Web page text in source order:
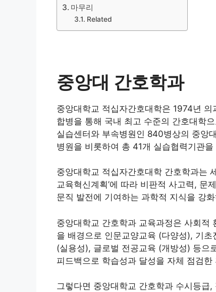
마무리
Related
중앙대 간호학과
중앙대학교 적십자간호대학은 1974년
합병을 통해 국내 최고 수준의 간호대학
실습센터와 부속병원인 840병상의 중앙
병원을 비롯하여 총 41개 실습협력기관
중앙대학교 적십자간호대학 간호학과는
교육혁신계획’에 따라 비판적 사고력, 문
문직 발전에 기여하는 과학적 지식을 강
중앙대학교 간호학과 교육과정은 사회적
을 배경으로 인문교양교육 (다양성), 기
(실용성), 글로벌 전공교육 (개방성) 등으
피드백으로 학습성과 달성을 자체 점검
그렇다면 중앙대학교 간호학과 수시등